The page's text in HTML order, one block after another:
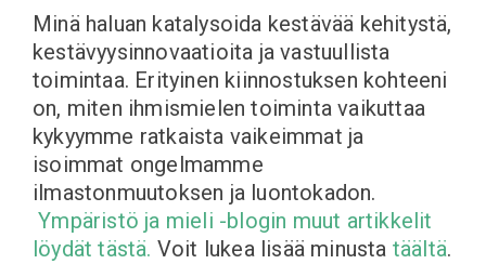
Minä haluan katalysoida kestävää kehitystä,
kestävyysinnovaatioita ja vastuullista
toimintaa. Erityinen kiinnostuksen kohteeni
on, miten ihmismielen toiminta vaikuttaa
kykyymme ratkaista vaikeimmat ja
isoimmat ongelmamme
ilmastonmuutoksen ja luontokadon.
Ympäristö ja mieli -blogin muut artikkelit
löydät tästä. Voit lukea lisää minusta täältä.